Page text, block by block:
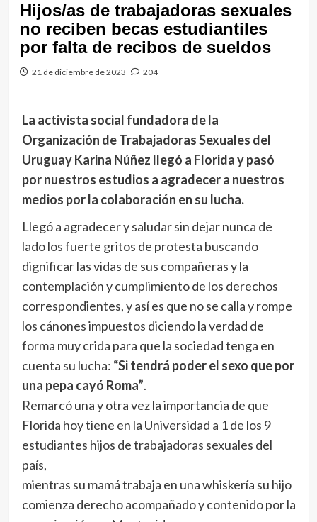
Hijos/as de trabajadoras sexuales
no reciben becas estudiantiles
por falta de recibos de sueldos
21 de diciembre de 2023 204
La activista social fundadora de la
Organización de Trabajadoras Sexuales del
Uruguay Karina Núñez llegó a Florida y pasó
por nuestros estudios a agradecer a nuestros
medios por la colaboración en su lucha.
Llegó a agradecer y saludar sin dejar nunca de
lado los fuerte gritos de protesta buscando
dignificar las vidas de sus compañeras y la
contemplación y cumplimiento de los derechos
correspondientes, y así es que no se calla y rompe
los cánones impuestos diciendo la verdad de
forma muy crida para que la sociedad tenga en
cuenta su lucha: “Si tendrá poder el sexo que por
una pepa cayó Roma”.
Remarcó una y otra vez la importancia de que
Florida hoy tiene en la Universidad a 1 de los 9
estudiantes hijos de trabajadoras sexuales del
país,
mientras su mamá trabaja en una whiskería su hijo
comienza derecho acompañado y contenido por la